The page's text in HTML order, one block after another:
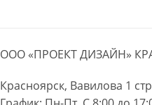
ООО «ПРОЕКТ ДИЗАЙН»
Красноярск, Вавилова 1